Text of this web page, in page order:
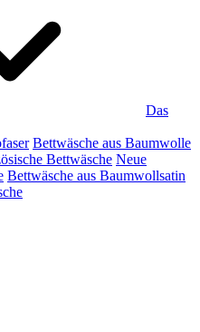
Das
Bettwäsche aus Baumwolle
Bettwäsche Neue
Bettwäsche aus Baumwollsatin